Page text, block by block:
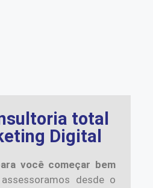
total
Digital
você começar bem
desde o